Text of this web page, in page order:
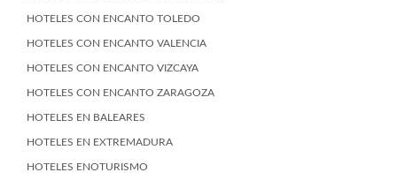
HOTELES CON ENCANTO TOLEDO
HOTELES CON ENCANTO VALENCIA
HOTELES CON ENCANTO VIZCAYA
HOTELES CON ENCANTO ZARAGOZA
HOTELES EN BALEARES
HOTELES EN EXTREMADURA
HOTELES ENOTURISMO